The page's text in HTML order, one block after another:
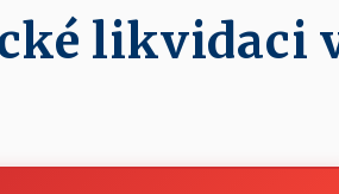
likvidaci